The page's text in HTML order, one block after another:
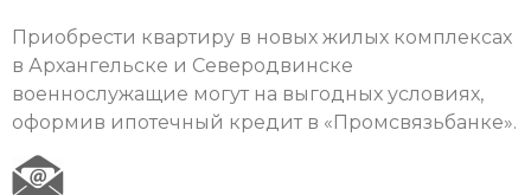
Приобрести квартиру в новых жилых комплексах
в Архангельске и Северодвинске
военнослужащие могут на выгодных условиях,
оформив ипотечный кредит в «Промсвязьбанке».